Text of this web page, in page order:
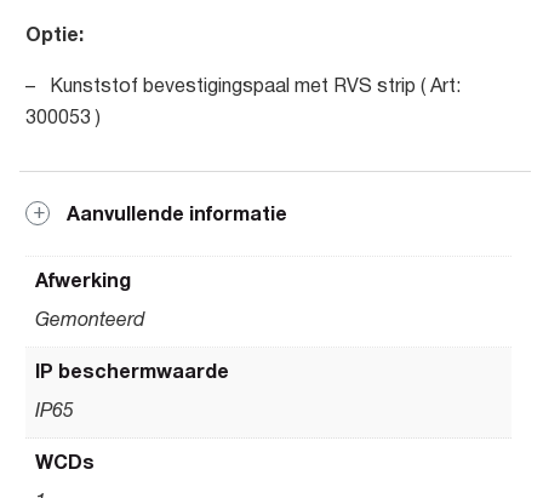
Optie:
– Kunststof bevestigingspaal met RVS strip ( Art:
300053 )
Aanvullende informatie
Afwerking
Gemonteerd
IP beschermwaarde
IP65
WCDs